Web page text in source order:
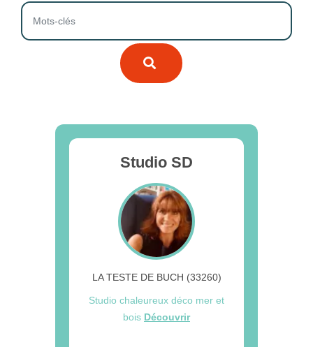
Studio SD
LA TESTE DE BUCH (33260)
Studio chaleureux déco mer et
bois Découvrir